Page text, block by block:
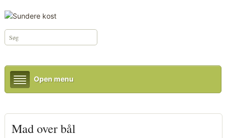
Open menu
Mad over bål